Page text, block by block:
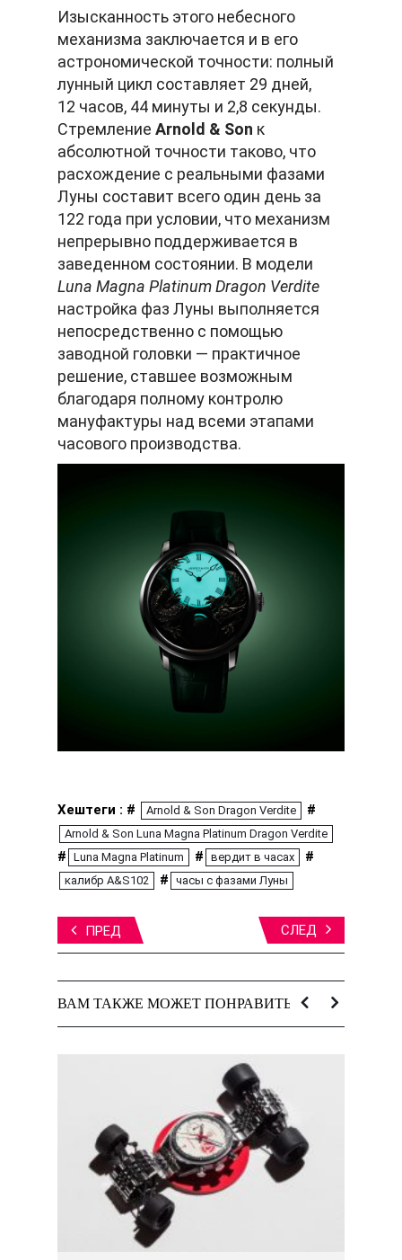
Изысканность этого небесного
механизма заключается и в его
астрономической точности: полный
лунный цикл составляет 29 дней,
12 часов, 44 минуты и 2,8 секунды.
Стремление Arnold & Son к
абсолютной точности таково, что
расхождение с реальными фазами
Луны составит всего один день за
122 года при условии, что механизм
непрерывно поддерживается в
заведенном состоянии. В модели
Luna Magna Platinum Dragon Verdite
настройка фаз Луны выполняется
непосредственно с помощью
заводной головки — практичное
решение, ставшее возможным
благодаря полному контролю
мануфактуры над всеми этапами
часового производства.
Хештеги : # Arnold & Son Dragon Verdite #
Arnold & Son Luna Magna Platinum Dragon Verdite
# Luna Magna Platinum # вердит в часах #
калибр A&S102 # часы с фазами Луны
ПРЕД СЛЕД
ВАМ ТАКЖЕ МОЖЕТ ПОНРАВИТЬСЯ: